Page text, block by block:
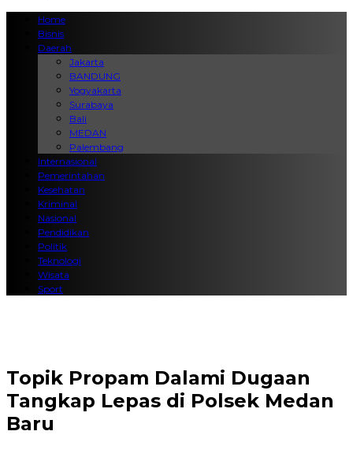
Home
Bisnis
Daerah
Jakarta
BANDUNG
Yogyakarta
Surabaya
Bali
MEDAN
Palembang
Internasional
Pemerintahan
Kesehatan
Kriminal
Nasional
Pendidikan
Politik
Teknologi
Wisata
Sport
Topik Propam Dalami Dugaan
Tangkap Lepas di Polsek Medan
Baru